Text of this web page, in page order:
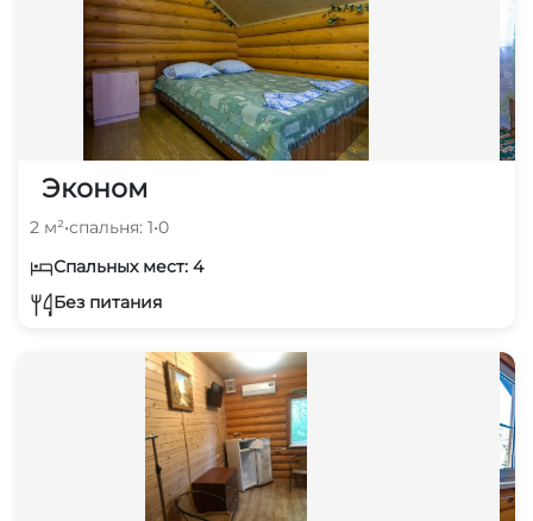
Эконом
2 м²•спальня: 1•0
Спальных мест: 4
Без питания